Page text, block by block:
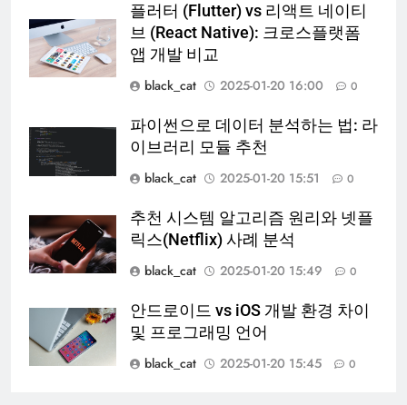
플러터 (Flutter) vs 리액트 네이티
브 (React Native): 크로스플랫폼
앱 개발 비교
black_cat
2025-01-20 16:00 0
파이썬으로 데이터 분석하는 법: 라
이브러리 모듈 추천
black_cat
2025-01-20 15:51 0
추천 시스템 알고리즘 원리와 넷플
릭스(Netflix) 사례 분석
black_cat
2025-01-20 15:49 0
안드로이드 vs iOS 개발 환경 차이
및 프로그래밍 언어
black_cat
2025-01-20 15:45 0